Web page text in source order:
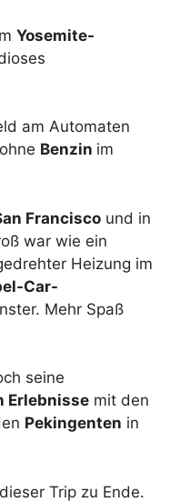
Yosemite-
am Automaten
Benzin im
Francisco und in
war wie ein
Heizung im
Car-
Mehr Spaß
seine
Erlebnisse mit den
Pekingenten in
Trip zu Ende.